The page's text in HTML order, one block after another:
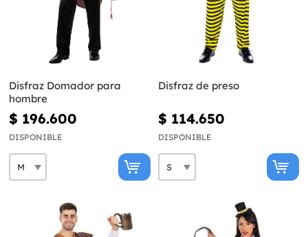
Disfraz Domador para
hombre
$ 196.600
DISPONIBLE
Disfraz de preso
$ 114.650
DISPONIBLE